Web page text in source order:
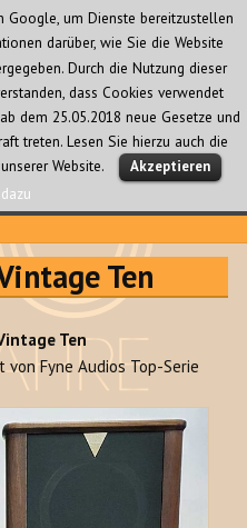
MENÜ
UND
Ten
Ten
Fyne Audios Top-Serie
Google, um Dienste bereitzustellen
darüber, wie Sie die Website
Durch die Nutzung dieser
dass Cookies verwendet
dem 25.05.2018 neue Gesetze und
treten. Lesen Sie hierzu auch die
Website.
Akzeptieren